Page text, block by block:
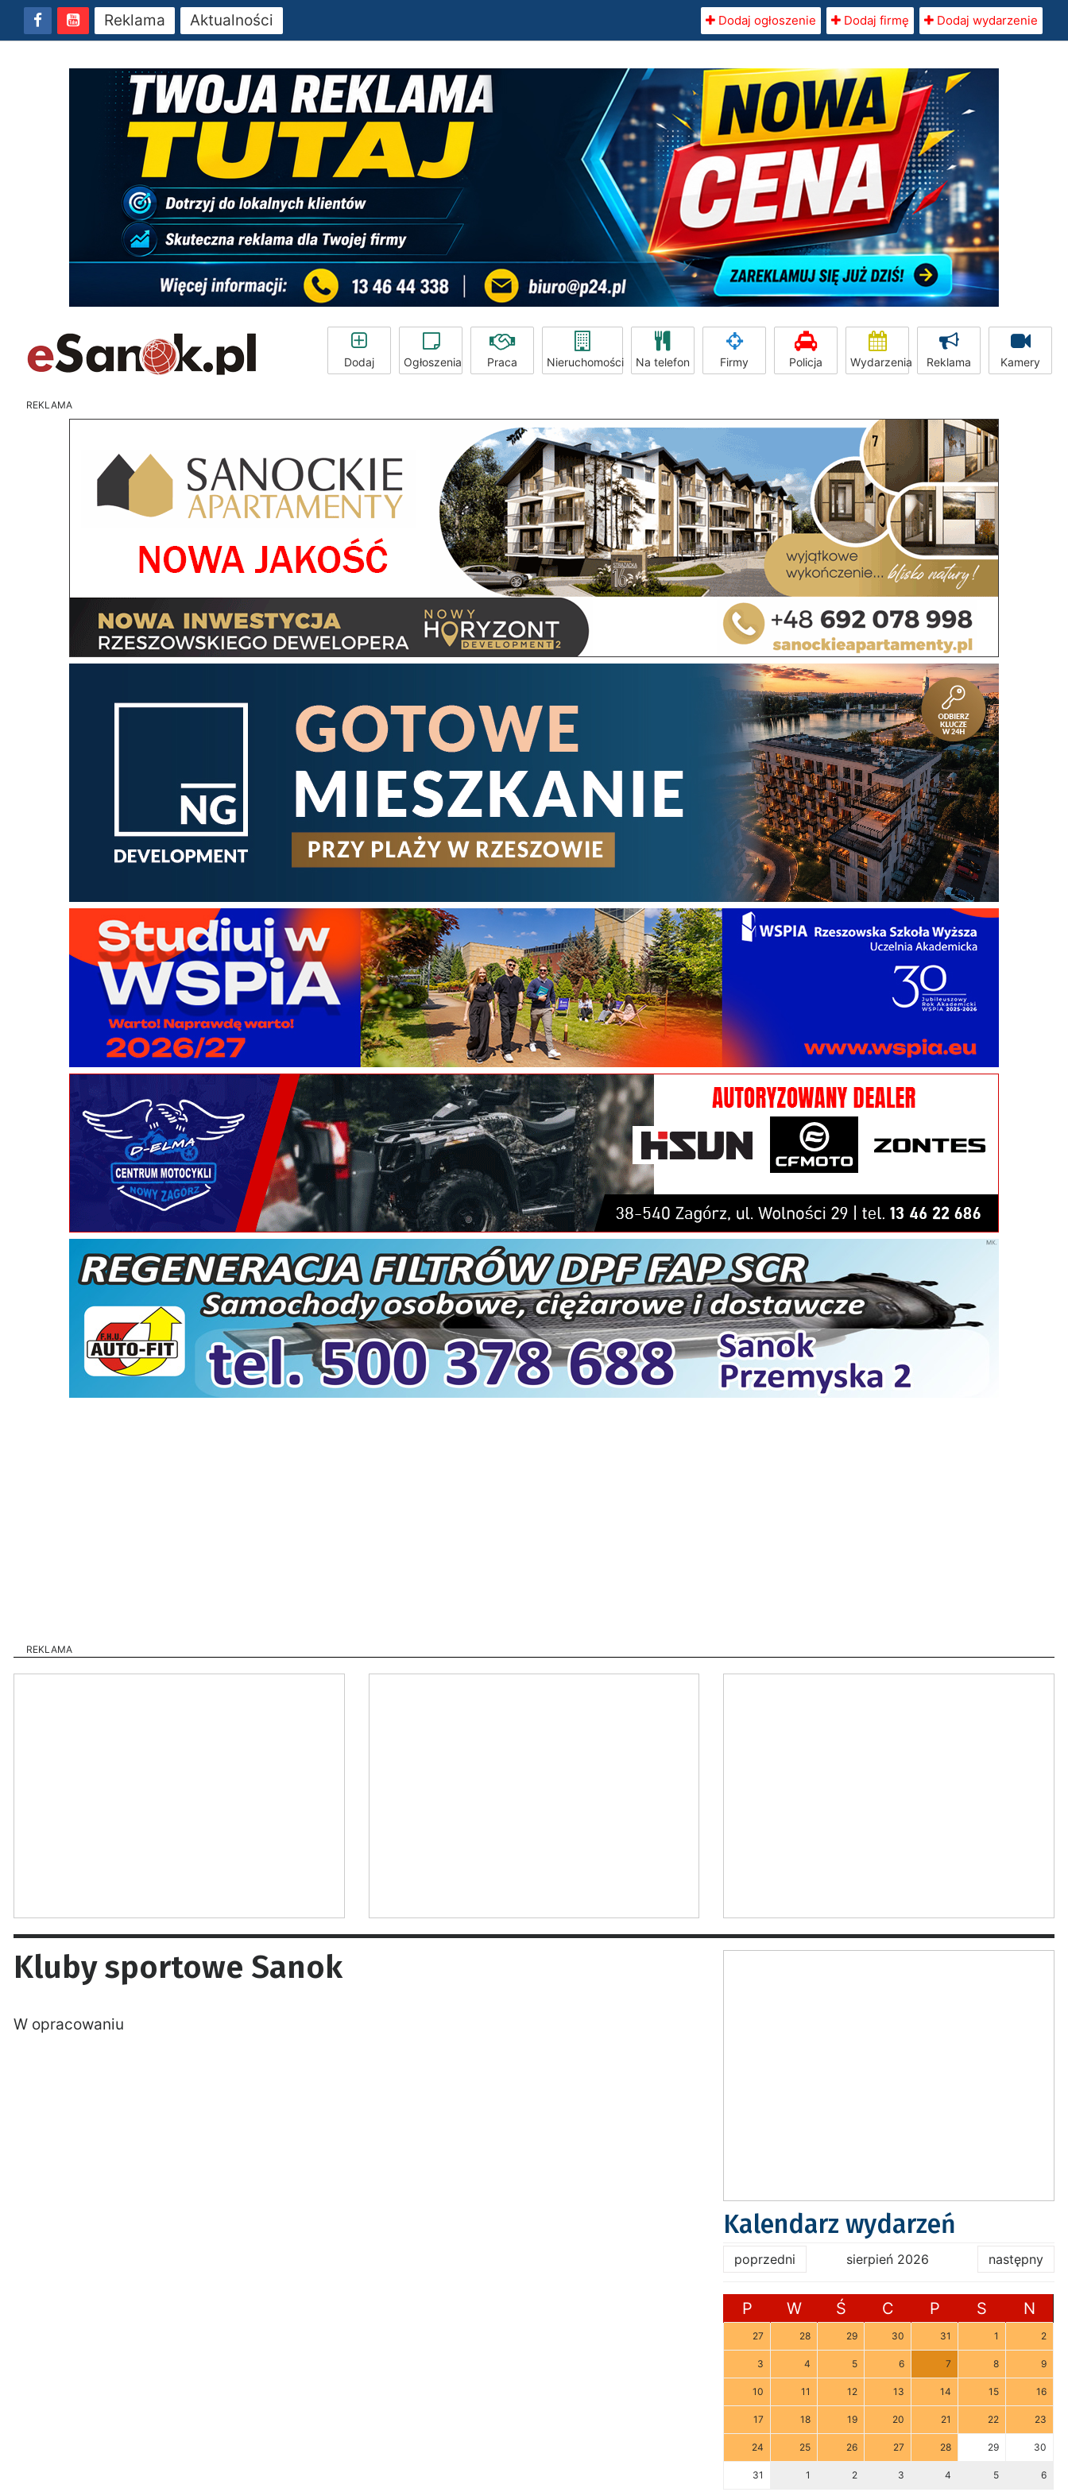
Reklama Aktualności Dodaj ogłoszenie Dodaj firmę Dodaj wydarzenie
Dodaj Ogłoszenia Praca Nieruchomości Na telefon Firmy Policja Wydarzenia Reklama Kamery
REKLAMA
REKLAMA
Kluby sportowe Sanok
W opracowaniu
Kalendarz wydarzeń
poprzedni sierpień 2026 następny
P W Ś C P S N
27 28 29 30 31 1 2
3 4 5 6 7 8 9
10 11 12 13 14 15 16
17 18 19 20 21 22 23
24 25 26 27 28 29 30
31 1 2 3 4 5 6